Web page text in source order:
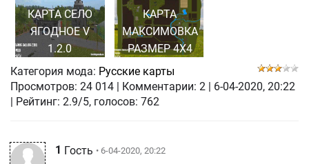
КАРТА СЕЛО
ЯГОДНОЕ V
1.2.0
КАРТА
МАКСИМОВКА
РАЗМЕР 4Х4
Категория мода: Русские карты
Просмотров: 24 014 Комментарии: 2
6-04-2020, 20:22
| Рейтинг: 2.9/5, голосов: 762
1 Гость • 6-04-2020, 20:22